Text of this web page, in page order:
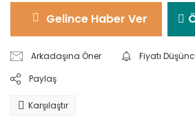
Gelince Haber Ver
Arkadaşına Öner
Fiyatı
Paylaş
Karşılaştır